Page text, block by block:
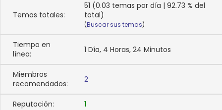
Temas totales:
51 (0.03 temas por día | 92.73 % del
total)
(Buscar sus temas)
Tiempo en
línea:
1 Día, 4 Horas, 24 Minutos
Miembros
recomendados:
2
Reputación: 1